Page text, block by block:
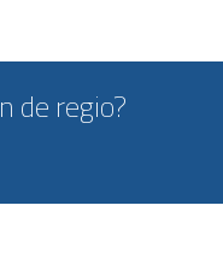
de regio?